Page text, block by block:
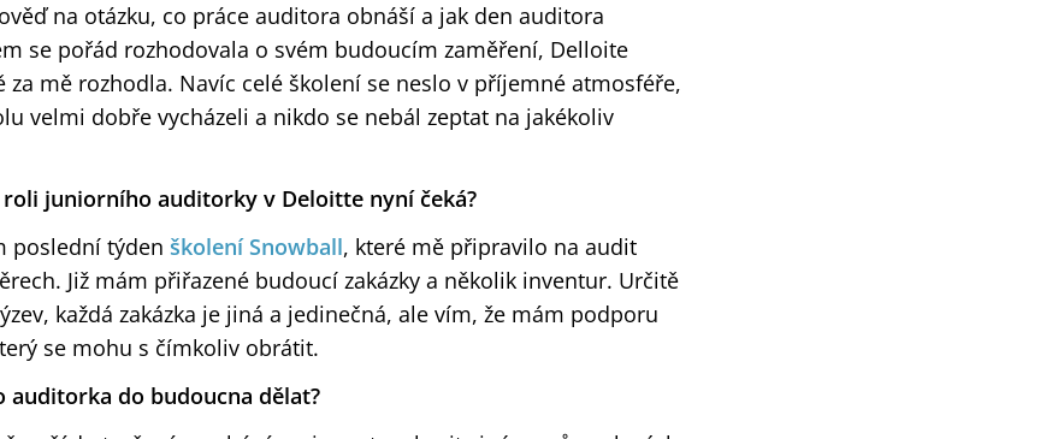
na otázku, co práce auditora obnáší a jak den auditora
se pořád rozhodovala o svém budoucím zaměření, Delloite
za mě rozhodla. Navíc celé školení se neslo v příjemné atmosféře,
velmi dobře vycházeli a nikdo se nebál zeptat na jakékoliv
roli juniorního auditorky v Deloitte nyní čeká?
poslední týden školení Snowball, které mě připravilo na audit
Již mám přiřazené budoucí zakázky a několik inventur. Určitě
každá zakázka je jiná a jedinečná, ale vím, že mám podporu
se mohu s čímkoliv obrátit.
auditorka do budoucna dělat?